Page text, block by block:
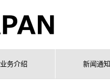
业务介绍 新闻通知